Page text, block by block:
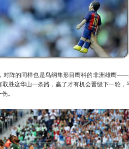
阵的同样也是鸟纲隼形目鹰科的非洲雄鹰——
胜这华山一条路，赢了才有机会晋级下一轮，
。